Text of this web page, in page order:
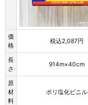
価
格
税込2,087円
長
さ
914m×40cm
原
材
料
ポリ塩化ビニル